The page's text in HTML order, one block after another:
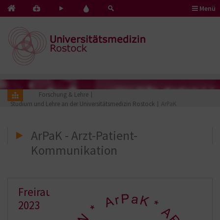
Kontakt
Notfälle
Pflege
Herz
Blut
Menü
Forschung & Lehre
Studium und Lehre an der Universitätsmedizin Rostock
ArPaK
ArPaK - Arzt-Patient-
Kommunikation
Freiraum
2023